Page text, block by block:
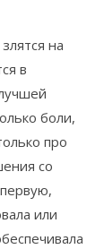
на
в
боли,
про
со
или